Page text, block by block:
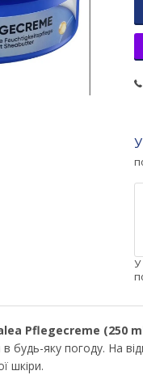
У
Pflegecreme (250
будь-яку погоду. На
шкіри.